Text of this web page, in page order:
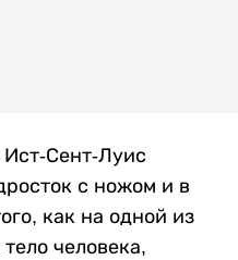
Сент-Луис
с ножом и в
как на одной из
человека,